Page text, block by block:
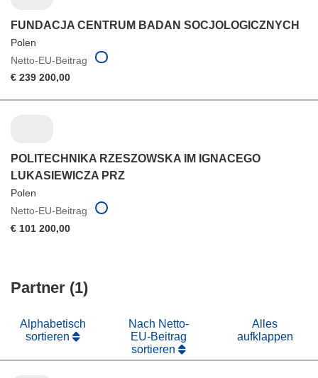
FUNDACJA CENTRUM BADAN SOCJOLOGICZNYCH
Polen
Netto-EU-Beitrag
€ 239 200,00
POLITECHNIKA RZESZOWSKA IM IGNACEGO
LUKASIEWICZA PRZ
Polen
Netto-EU-Beitrag
€ 101 200,00
Partner (1)
Alphabetisch
sortieren
Nach Netto-
EU-Beitrag
sortieren
Alles
aufklappen